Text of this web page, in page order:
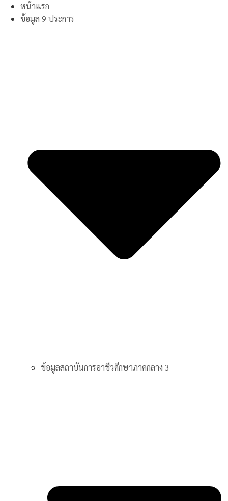
หน้าแรก
ข้อมูล 9 ประการ
ข้อมูลสถาบันการอาชีวศึกษาภาคกลาง 3